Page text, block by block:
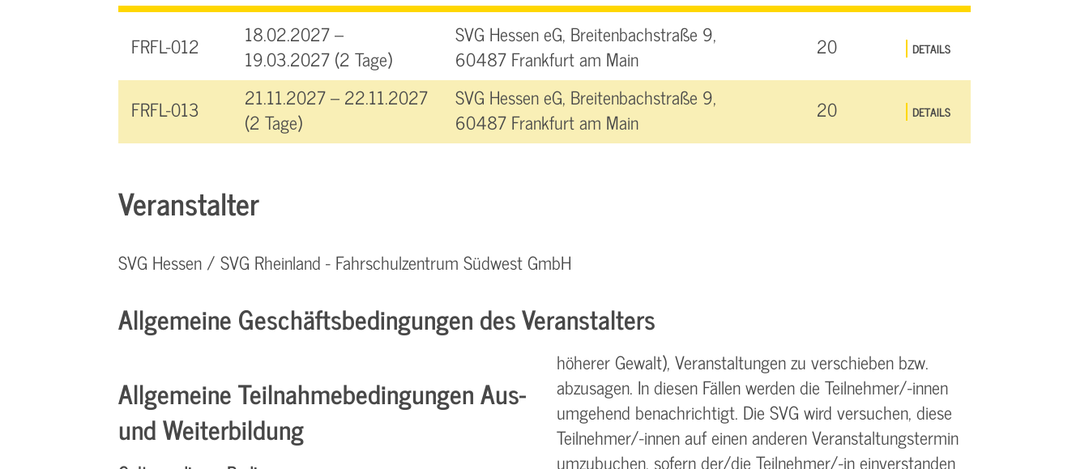
FRFL-012
18.02.2027 –
19.03.2027 (2 Tage)
SVG Hessen eG, Breitenbachstraße 9,
60487 Frankfurt am Main
20 DETAILS
FRFL-013
21.11.2027 – 22.11.2027
(2 Tage)
SVG Hessen eG, Breitenbachstraße 9,
60487 Frankfurt am Main
20 DETAILS
Veranstalter
SVG Hessen / SVG Rheinland - Fahrschulzentrum Südwest GmbH
Allgemeine Geschäftsbedingungen des Veranstalters
Allgemeine Teilnahmebedingungen Aus-
und Weiterbildung
höherer Gewalt), Veranstaltungen zu verschieben bzw.
abzusagen. In diesen Fällen werden die Teilnehmer/-innen
umgehend benachrichtigt. Die SVG wird versuchen, diese
Teilnehmer/-innen auf einen anderen Veranstaltungstermin
umzubuchen, sofern der/die Teilnehmer/-in einverstanden